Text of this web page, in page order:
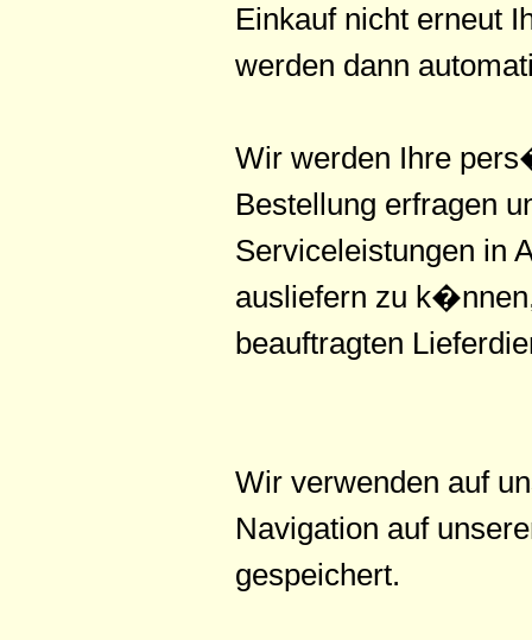
Einkauf nicht erneut
werden dann
Wir werden Ihre
Bestellung erfragen
Serviceleistungen in
ausliefern zu
beauftragten
Wir verwenden auf
Navigation auf
gespeichert.